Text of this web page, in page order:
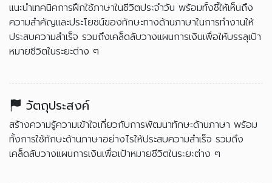
แนะนำเทคนิคการฝึกใช้ภาษาในชีวิตประจำวัน พร้อมทั้งชี้ให้เห็นถึง
ความสำคัญและประโยชน์ของทักษะทางด้านภาษาในการทำงานให้
ประสบความสำเร็จ รวมถึงเคล็ดลับวางแผนการเงินเพื่อให้บรรลุเป้า
หมายชีวิตในระยะต่าง ๆ
วัตถุประสงค์
สร้างความรู้ความเข้าใจเกี่ยวกับการพัฒนาทักษะด้านภาษา พร้อม
ทั้งการใช้ทักษะด้านภาษาอย่างไรให้ประสบความสำเร็จ รวมถึง
เคล็ดลับวางแผนการเงินเพื่อเป้าหมายชีวิตในระยะต่าง ๆ